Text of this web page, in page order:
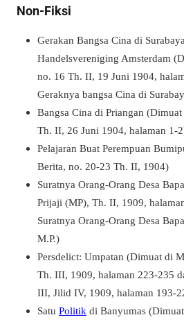
Non-Fiksi
Gerakan Bangsa Cina di
Handelsvereniging Amsterdam
no. 16 Th. II, 19 Juni 1904,
Geraknya bangsa Cina di
Bangsa Cina di Priangan
Th. II, 26 Juni 1904, halaman 1-
Pelajaran Buat Perempuan
Berita, no. 20-23 Th. II, 1904)
Suratnya Orang-Orang Desa
Prijaji (MP), Th. II, 1909,
Suratnya Orang-Orang Desa
M.P.)
Persdelict: Umpatan (Dimuat di
Th. III, 1909, halaman 223-235
III, Jilid IV, 1909, halaman 193-
Satu Politik di Banyumas